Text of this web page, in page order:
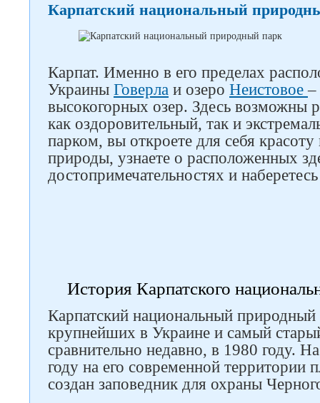
Карпатский национальный
Карпат. Именно в его пределах
Украины Говерла и озеро Неистовое–
высокогорных озер. Здесь возможны
как оздоровительный, так и
парком, вы откроете для себя
природы, узнаете о расположенных
достопримечательностях и
История Карпатского
Карпатский национальный природный
крупнейших в Украине и самый
сравнительно недавно, в 1980 году.
году на его современной территории
создан заповедник для охраны